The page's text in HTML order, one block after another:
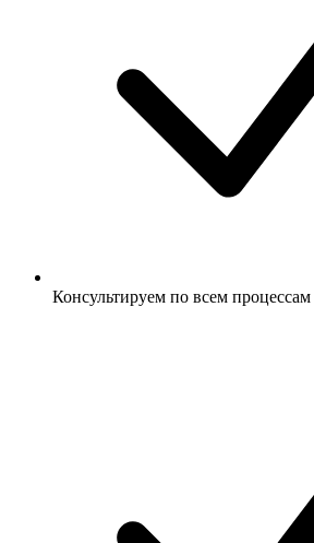
Консультируем по всем процессам